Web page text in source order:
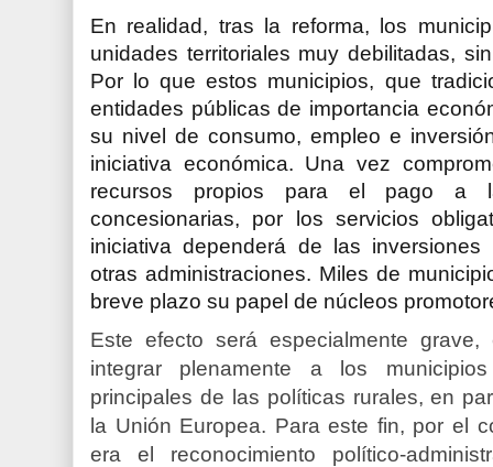
En realidad, tras la reforma, los
unidades territoriales muy debilitadas,
Por lo que estos municipios, que
entidades públicas de importancia
su nivel de consumo, empleo e
iniciativa económica. Una vez
recursos propios para el pago a
concesionarias, por los servicios
iniciativa dependerá de las
otras administraciones. Miles de
breve plazo su papel de núcleos
Este efecto será especialmente
integrar plenamente a los
principales de las políticas rurales, en
la Unión Europea. Para este fin, por el
era el reconocimiento político-